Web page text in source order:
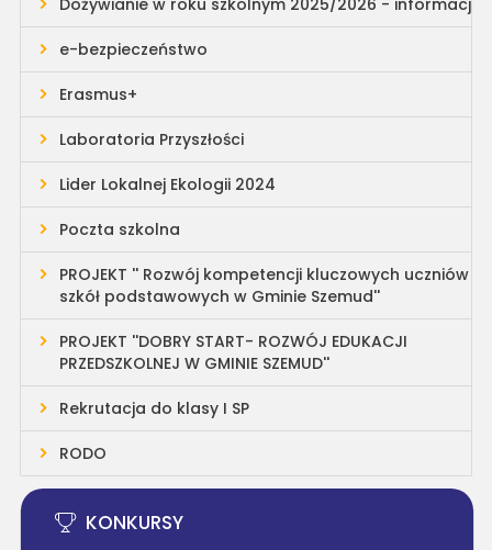
Dożywianie w roku szkolnym 2025/2026 - informacja
e-bezpieczeństwo
Erasmus+
Laboratoria Przyszłości
Lider Lokalnej Ekologii 2024
Poczta szkolna
PROJEKT '' Rozwój kompetencji kluczowych uczniów
szkół podstawowych w Gminie Szemud''
PROJEKT ''DOBRY START- ROZWÓJ EDUKACJI
PRZEDSZKOLNEJ W GMINIE SZEMUD''
Rekrutacja do klasy I SP
RODO
KONKURSY